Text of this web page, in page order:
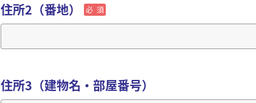
住所2（番地） 必須
住所3（建物名・部屋番号）